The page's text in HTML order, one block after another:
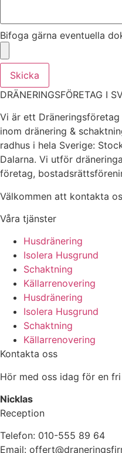
Bifoga gärna eventuella
Skicka
DRÄNERINGSFÖRETAG I
Vi är ett
inom dränering &
radhus i hela Sverige:
Dalarna. Vi utför
företag,
Välkommen att kontakta
Våra tjänster
Husdränering
Isolera Husgrund
Schaktning
Källarrenovering
Husdränering
Isolera Husgrund
Schaktning
Källarrenovering
Kontakta oss
Hör med oss idag för en
Nicklas
Reception
Telefon: 010-555 89 64
Email: